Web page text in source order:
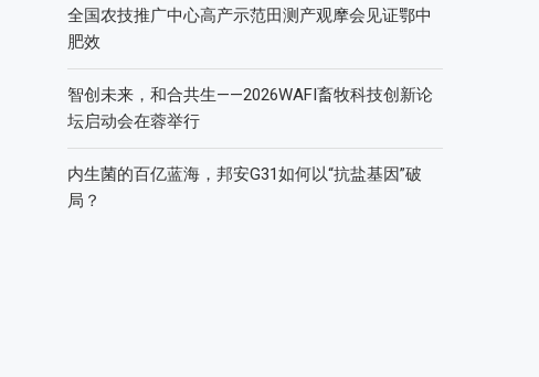
全国农技推广中心高产示范田测产观摩会见证鄂中
肥效
智创未来，和合共生——2026WAFI畜牧科技创新论
坛启动会在蓉举行
内生菌的百亿蓝海，邦安G31如何以“抗盐基因”破
局？